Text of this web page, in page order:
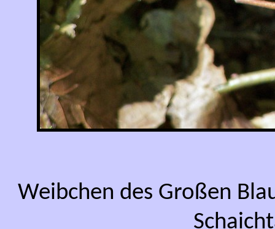
Weibchen des Großen